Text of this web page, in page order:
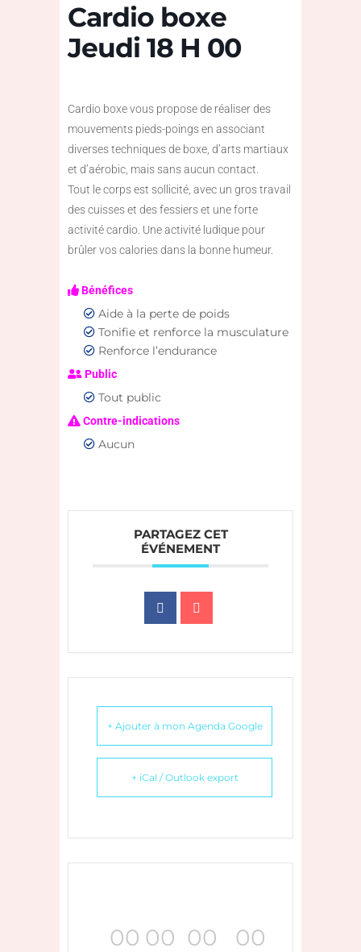
Cardio boxe
Jeudi 18 H 00
Cardio boxe vous propose de réaliser des
mouvements pieds-poings en associant
diverses techniques de boxe, d’arts martiaux
et d’aérobic, mais sans aucun contact.
Tout le corps est sollicité, avec un gros travail
des cuisses et des fessiers et une forte
activité cardio. Une activité ludique pour
brûler vos calories dans la bonne humeur.
Bénéfices
Aide à la perte de poids
Tonifie et renforce la musculature
Renforce l’endurance
Public
Tout public
Contre-indications
Aucun
PARTAGEZ CET
ÉVÉNEMENT
+ Ajouter à mon Agenda Google
+ iCal / Outlook export
00 00 00 00